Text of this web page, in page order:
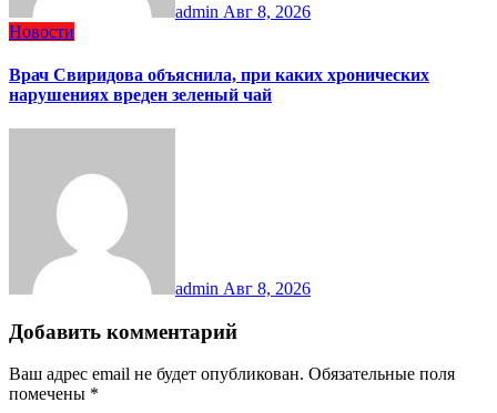
admin Авг 8, 2026
Новости
Врач Свиридова объяснила, при каких хронических
нарушениях вреден зеленый чай
admin Авг 8, 2026
Добавить комментарий
Ваш адрес email не будет опубликован. Обязательные поля
помечены *